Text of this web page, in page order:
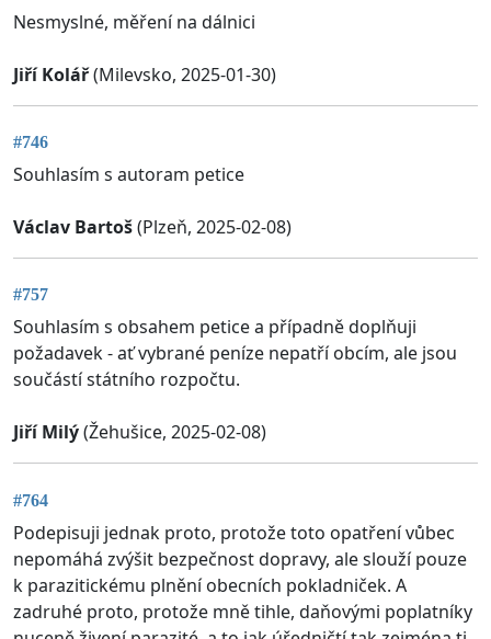
Nesmyslné, měření na dálnici
Jiří Kolář(Milevsko, 2025-01-30)
#746
Souhlasím s autoram petice
Václav Bartoš(Plzeň, 2025-02-08)
#757
Souhlasím s obsahem petice a případně doplňuji
požadavek - ať vybrané peníze nepatří obcím, ale jsou
součástí státního rozpočtu.
Jiří Milý(Žehušice, 2025-02-08)
#764
Podepisuji jednak proto, protože toto opatření vůbec
nepomáhá zvýšit bezpečnost dopravy, ale slouží pouze
k parazitickému plnění obecních pokladniček. A
zadruhé proto, protože mně tihle, daňovými poplatníky